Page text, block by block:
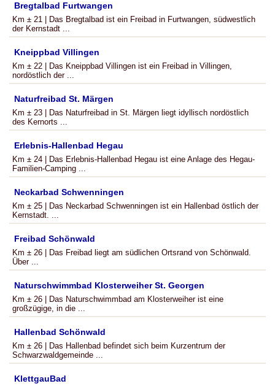
Bregtalbad Furtwangen
Km ± 21 | Das Bregtalbad ist ein Freibad in Furtwangen, südwestlich
der Kernstadt ...
Kneippbad Villingen
Km ± 22 | Das Kneippbad Villingen ist ein Freibad in Villingen,
nordöstlich der ...
Naturfreibad St. Märgen
Km ± 23 | Das Naturfreibad in St. Märgen liegt idyllisch nordöstlich
des Kernorts ...
Erlebnis-Hallenbad Hegau
Km ± 24 | Das Erlebnis-Hallenbad Hegau ist eine Anlage des Hegau-
Familien-Camping ...
Neckarbad Schwenningen
Km ± 25 | Das Neckarbad Schwenningen ist ein Hallenbad östlich der
Kernstadt. ...
Freibad Schönwald
Km ± 26 | Das Freibad liegt am südlichen Ortsrand von Schönwald.
Über ...
Naturschwimmbad Klosterweiher St. Georgen
Km ± 26 | Das Naturschwimmbad am Klosterweiher ist eine
großzügige, in die ...
Hallenbad Schönwald
Km ± 26 | Das Hallenbad befindet sich beim Kurzentrum der
Schwarzwaldgemeinde ...
KlettgauBad